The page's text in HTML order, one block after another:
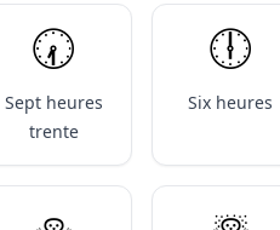
🕢️
Sept heures
trente
🕕️
Six heures